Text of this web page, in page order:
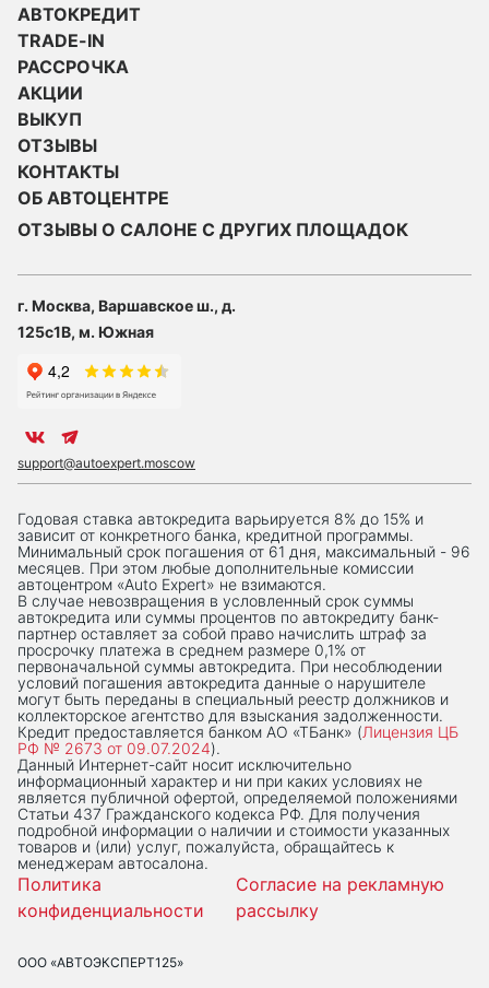
АВТОКРЕДИТ
TRADE-IN
РАССРОЧКА
АКЦИИ
ВЫКУП
ОТЗЫВЫ
КОНТАКТЫ
ОБ АВТОЦЕНТРЕ
ОТЗЫВЫ О САЛОНЕ С ДРУГИХ ПЛОЩАДОК
г. Москва, Варшавское ш., д.
125с1В, м. Южная
support@autoexpert.moscow
Годовая ставка автокредита варьируется 8% до 15% и
зависит от конкретного банка, кредитной программы.
Минимальный срок погашения от 61 дня, максимальный - 96
месяцев. При этом любые дополнительные комиссии
автоцентром «Auto Expert» не взимаются.
В случае невозвращения в условленный срок суммы
автокредита или суммы процентов по автокредиту банк-
партнер оставляет за собой право начислить штраф за
просрочку платежа в среднем размере 0,1% от
первоначальной суммы автокредита. При несоблюдении
условий погашения автокредита данные о нарушителе
могут быть переданы в специальный реестр должников и
коллекторское агентство для взыскания задолженности.
Кредит предоставляется банком АО «ТБанк» (Лицензия ЦБ
РФ № 2673 от 09.07.2024).
Данный Интернет-сaйт носит исключительно
информационный характер и ни при каких условиях не
является публичной офертой, определяемой положениями
Статьи 437 Гражданского кодекса РФ. Для получения
подробной информации о наличии и стоимости указанных
товаров и (или) услуг, пожалуйста, обращайтесь к
менеджерам автосалона.
Политика
конфиденциальности
Согласие на рекламную
рассылку
ООО «АВТОЭКСПЕРТ125»